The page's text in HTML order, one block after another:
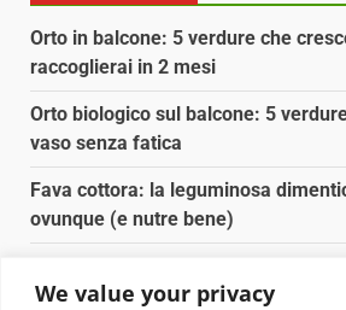
We value your privacy
articoli
Orto in balcone: 5 verdure che
raccoglierai in 2 mesi
Orto biologico sul balcone: 5
vaso senza fatica
Fava cottora: la leguminosa
ovunque (e nutre bene)
settembre 2026